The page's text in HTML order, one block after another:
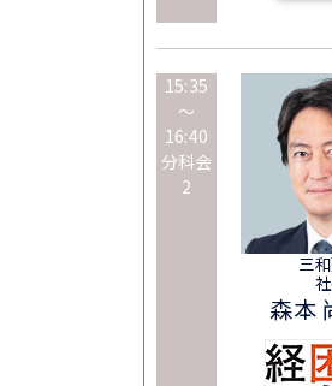
15:35
～
16:40
分科会
2
三
森本